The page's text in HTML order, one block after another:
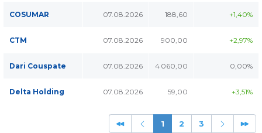
COSUMAR 07.08.2026 188,60 +1,40%
CTM 07.08.2026 900,00 +2,97%
Dari Couspate 07.08.2026 4 060,00 0,00%
Delta Holding 07.08.2026 59,00 +3,51%
1 2 3